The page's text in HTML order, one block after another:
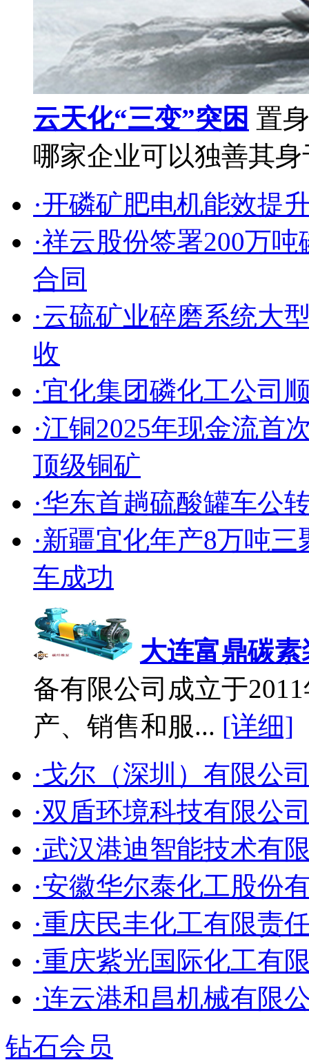
云天化“三变”突困 置
哪家企业可以独善其
·开磷矿肥电机能效提
·祥云股份签署200万
合同
·云硫矿业碎磨系统大
收
·宜化集团磷化工公司
·江铜2025年现金流首
顶级铜矿
·华东首趟硫酸罐车公
·新疆宜化年产8万吨
车成功
大连富鼎碳
备有限公司成立于
产、销售和服... [详细]
·戈尔（深圳）有限公
·双盾环境科技有限公
·武汉港迪智能技术有
·安徽华尔泰化工股份
·重庆民丰化工有限责
·重庆紫光国际化工有
·连云港和昌机械有限
钻石会员